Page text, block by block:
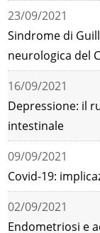
23/09/2021
Sindrome di
neurologica del
16/09/2021
Depressione: il
intestinale
09/09/2021
Covid-19:
02/09/2021
Endometriosi e